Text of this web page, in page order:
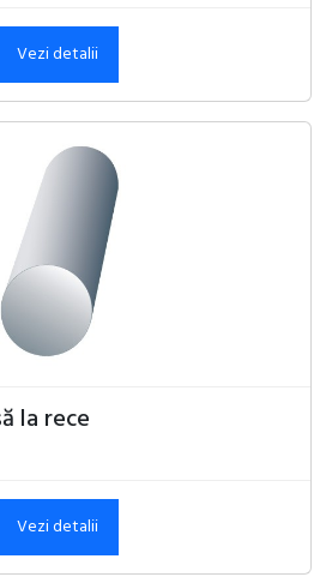
Vezi detalii
la rece
Vezi detalii